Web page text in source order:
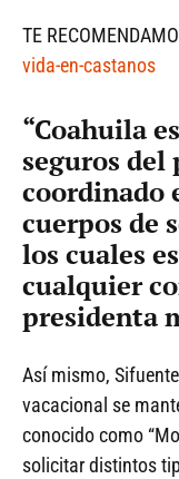
TE
vida-en-castanos
“Coahuila
seguros del
coordinado
cuerpos de
los cuales
cualquier
presidenta
Así mismo,
vacacional se
conocido como
solicitar distintos